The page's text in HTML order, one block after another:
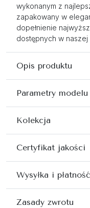
wykonanym z
zapakowany w
dopełnienie
dostępnych w
Opis produktu
Parametry modelu
Kolekcja
Certyfikat jakości
Wysyłka i płatność
Zasady zwrotu